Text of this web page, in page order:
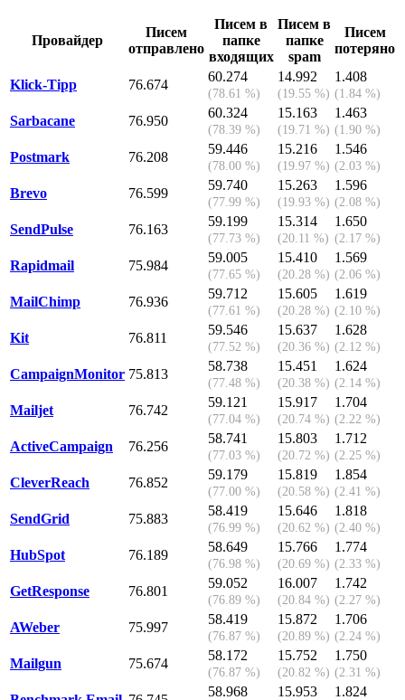
Провайдер
Писем
отправлено
Писем в
папке
входящих
Писем в
папке
spam
Писем
потеряно
Klick-Tipp 76.674
60.274
(78.61 %)
14.992
(19.55 %)
1.408
(1.84 %)
Sarbacane 76.950
60.324
(78.39 %)
15.163
(19.71 %)
1.463
(1.90 %)
Postmark 76.208
59.446
(78.00 %)
15.216
(19.97 %)
1.546
(2.03 %)
Brevo 76.599
59.740
(77.99 %)
15.263
(19.93 %)
1.596
(2.08 %)
SendPulse 76.163
59.199
(77.73 %)
15.314
(20.11 %)
1.650
(2.17 %)
Rapidmail 75.984
59.005
(77.65 %)
15.410
(20.28 %)
1.569
(2.06 %)
MailChimp 76.936
59.712
(77.61 %)
15.605
(20.28 %)
1.619
(2.10 %)
Kit 76.811
59.546
(77.52 %)
15.637
(20.36 %)
1.628
(2.12 %)
CampaignMonitor 75.813
58.738
(77.48 %)
15.451
(20.38 %)
1.624
(2.14 %)
Mailjet 76.742
59.121
(77.04 %)
15.917
(20.74 %)
1.704
(2.22 %)
ActiveCampaign 76.256
58.741
(77.03 %)
15.803
(20.72 %)
1.712
(2.25 %)
CleverReach 76.852
59.179
(77.00 %)
15.819
(20.58 %)
1.854
(2.41 %)
SendGrid 75.883
58.419
(76.99 %)
15.646
(20.62 %)
1.818
(2.40 %)
HubSpot 76.189
58.649
(76.98 %)
15.766
(20.69 %)
1.774
(2.33 %)
GetResponse 76.801
59.052
(76.89 %)
16.007
(20.84 %)
1.742
(2.27 %)
AWeber 75.997
58.419
(76.87 %)
15.872
(20.89 %)
1.706
(2.24 %)
Mailgun 75.674
58.172
(76.87 %)
15.752
(20.82 %)
1.750
(2.31 %)
58.968 15.953 1.824